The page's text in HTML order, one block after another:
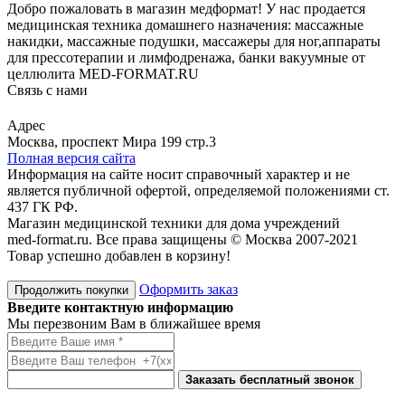
Добро пожаловать в магазин медформат! У нас продается
медицинская техника домашнего назначения: массажные
накидки, массажные подушки, массажеры для ног,аппараты
для прессотерапии и лимфодренажа, банки вакуумные от
целлюлита MED-FORMAT.RU
Связь с нами
Адрес
Москва, проспект Мира 199 стр.3
Полная версия сайта
Информация на сайте носит справочный характер и не
является публичной офертой, определяемой положениями ст.
437 ГК РФ.
Магазин медицинской техники для дома учреждений
med-format.ru. Все права защищены © Москва 2007-2021
Товар успешно добавлен в корзину!
Продолжить покупки
Оформить заказ
Введите контактную информацию
Мы перезвоним Вам в ближайшее время
Заказать бесплатный звонок